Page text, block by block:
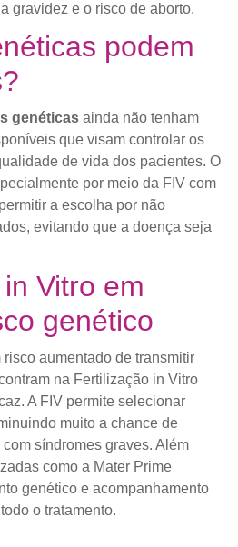
gravidez e o risco de aborto.
podem
genéticasainda não tenham
que visam controlar os
de vida dos pacientes. O
por meio da FIV com
a escolha por não
evitando que a doença seja
Vitro em
genético
aumentado de transmitir
na Fertilização in Vitro
A FIV permite selecionar
muito a chance de
síndromes graves. Além
como a Mater Prime
genético e acompanhamento
o tratamento.